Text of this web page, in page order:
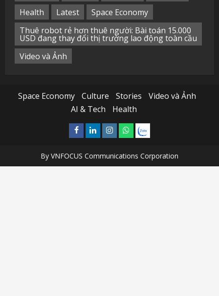
Health
Latest
Space Economy
Thuê robot rẻ hơn thuê người: Bài toán 15.000
USD đang thay đổi thị trường lao động toàn cầu
Video và Ảnh
Space Economy Culture Stories
Video và Ảnh
AI & Tech
Health
Facebook
LinkedinInstagram
What’sapp
Zalo